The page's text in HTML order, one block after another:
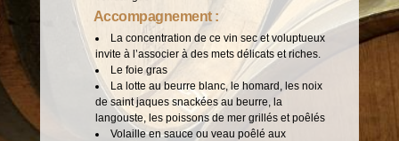
Accompagnement :
La concentration de ce vin sec et voluptueux
invite à l’associer à des mets délicats et riches.
Le foie gras
La lotte au beurre blanc, le homard, les noix
de saint jaques snackées au beurre, la
langouste, les poissons de mer grillés et poêlés
Volaille en sauce ou veau poêlé aux